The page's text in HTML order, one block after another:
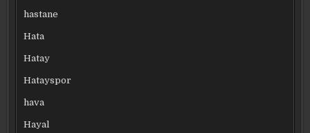
hastane
Hata
Hatay
Hatayspor
hava
Hayal